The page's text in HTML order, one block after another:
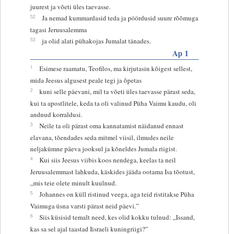
juurest ja võeti üles taevasse.
52
Ja nemad kummardasid teda ja pöördusid suure rõõmuga
tagasi Jeruusalemma
53 ja olid alati pühakojas Jumalat tänades.
Ap 1
1
Esimese raamatu, Teofilos, ma kirjutasin kõigest sellest,
mida Jeesus algusest peale tegi ja õpetas
2
kuni selle päevani, mil ta võeti üles taevasse pärast seda,
kui ta apostlitele, keda ta oli valinud Püha Vaimu kaudu, oli
andnud korraldusi.
3
Neile ta oli pärast oma kannatamist näidanud ennast
elavana, tõendades seda mitmel viisil, ilmudes neile
neljakümne päeva jooksul ja kõneldes Jumala riigist.
4
Kui siis Jeesus viibis koos nendega, keelas ta neil
Jeruusalemmast lahkuda, käskides jääda ootama Isa tõotust,
„mis teie olete minult kuulnud.
5
Johannes on küll ristinud veega, aga teid ristitakse Püha
Vaimuga üsna varsti pärast neid päevi.”
6
Siis küsisid temalt need, kes olid kokku tulnud: „Issand,
kas sa sel ajal taastad Iisraeli kuningriigi?”